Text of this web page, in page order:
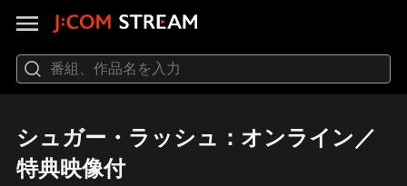
シュガー・ラッシュ：オンライン／
特典映像付